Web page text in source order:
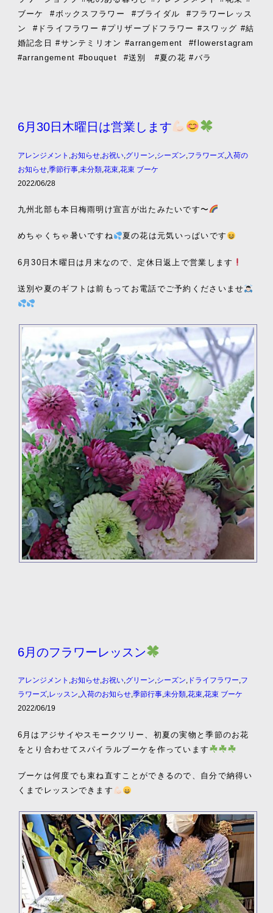
ブーケ
#ボックスフラワー #ブライダル #フラワーレッス
ン
#ドライフラワー #プリザーブドフラワー #スワッグ #結
婚記念日 #サンテミリオン #arrangement
#flowerstagram
#arrangement #bouquet
#送別 #夏の花 #バラ
6月30日木曜日は営業します
アレンジメント お知らせ, お祝い, グリーン シーズン フラワーズ, 入荷の
お知らせ, 季節行事, 未分類, 花束, 花束 ブーケ
2022/06/28
九州北部も本日梅雨明け宣言が出たみたいです〜
めちゃくちゃ暑いですね 夏の花は元気いっぱいです
6月30日木曜日は月末なので、定休日返上で営業します
送別や夏のギフトは前もってお電話でご予約くださいませ
6月のフラワーレッスン
アレンジメント ,お知らせ,お祝い,グリーン,シーズン,ドライフラワー,フ
ラワーズ,レッスン,入荷のお知らせ,季節行事,未分類,花束,花束 ブーケ
2022/06/19
6月はアジサイやスモークツリー、初夏の実物と季節のお花
をとり合わせてスパイラルブーケを作っています
ブーケは何度でも束ね直すことができるので、自分で納得い
くまでレッスンできます